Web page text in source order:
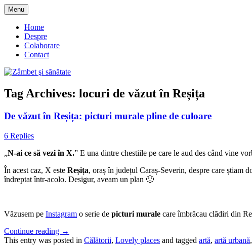
Skip
to
content
Zâmbet şi sănătate
Menu
Home
Despre
Colaborare
Contact
Tag Archives: locuri de văzut în Reșița
De văzut în Reșița: picturi murale pline de culoare
6 Replies
„N-ai ce să vezi în X.” E una dintre chestiile pe care le aud des când vine
În acest caz, X este Reșița, oraș în județul Caraș-Severin, despre care știam
îndreptat într-acolo. Desigur, aveam un plan 🙂
Văzusem pe Instagram o serie de picturi murale care îmbrăcau clădiri din
Continue reading →
This entry was posted in Călătorii, Lovely places and tagged artă, artă urbană,